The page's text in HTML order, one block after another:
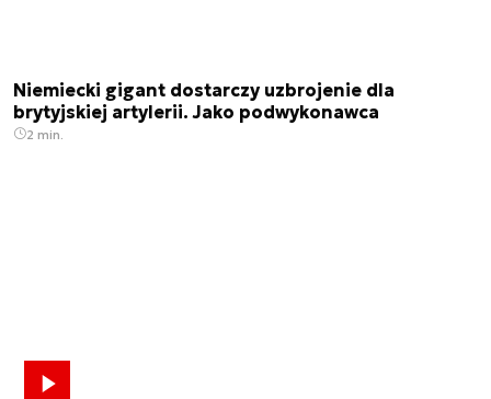
Niemiecki gigant dostarczy uzbrojenie dla
brytyjskiej artylerii. Jako podwykonawca
2 min.